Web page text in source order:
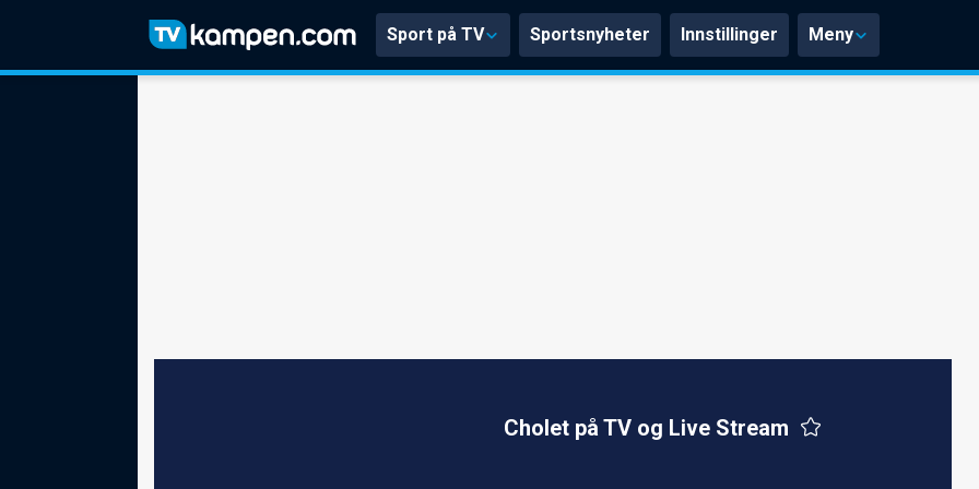
Sport på TV Sportsnyheter Innstillinger Meny
Cholet på TV og Live Stream